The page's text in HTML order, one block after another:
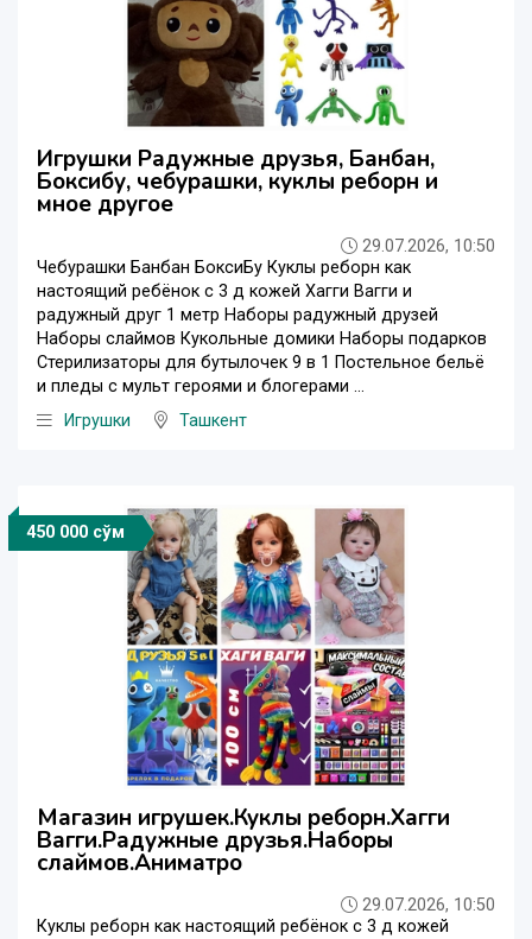
Игрушки Радужные друзья, Банбан,
Боксибу, чебурашки, куклы реборн и
мное другое
29.07.2026, 10:50
Чебурашки Банбан БоксиБу Куклы реборн как
настоящий ребёнок с 3 д кожей Хагги Вагги и
радужный друг 1 метр Наборы радужный друзей
Наборы слаймов Кукольные домики Наборы подарков
Стерилизаторы для бутылочек 9 в 1 Постельное бельё
и пледы с мульт героями и блогерами ...
Игрушки
Ташкент
450 000 сўм
Магазин игрушек.Куклы реборн.Хагги
Вагги.Радужные друзья.Наборы
слаймов.Аниматро
29.07.2026, 10:50
Куклы реборн как настоящий ребёнок с 3 д кожей